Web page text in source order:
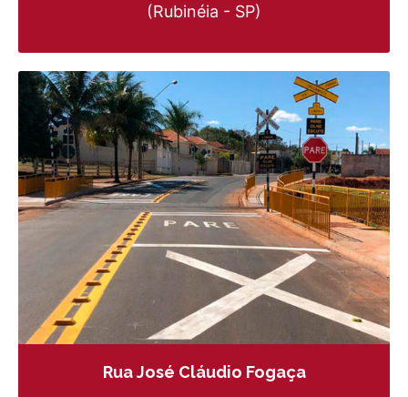
(Rubinéia - SP)
Rua José Cláudio Fogaça